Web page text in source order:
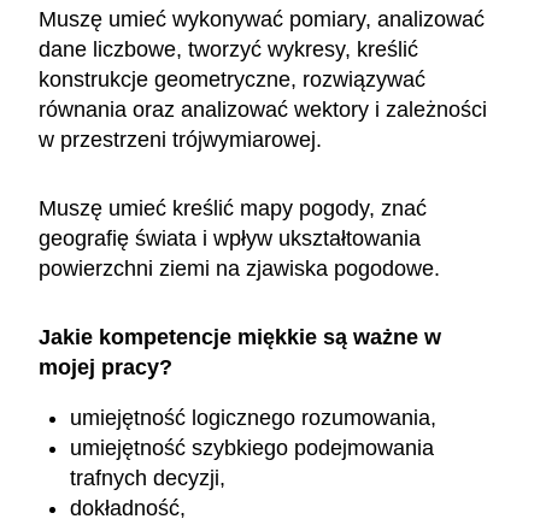
Muszę umieć wykonywać pomiary, analizować
dane liczbowe, tworzyć wykresy, kreślić
konstrukcje geometryczne, rozwiązywać
równania oraz analizować wektory i zależności
w przestrzeni trójwymiarowej.
Muszę umieć kreślić mapy pogody, znać
geografię świata i wpływ ukształtowania
powierzchni ziemi na zjawiska pogodowe.
Jakie kompetencje miękkie są ważne w
mojej pracy?
umiejętność logicznego rozumowania,
umiejętność szybkiego podejmowania
trafnych decyzji,
dokładność,